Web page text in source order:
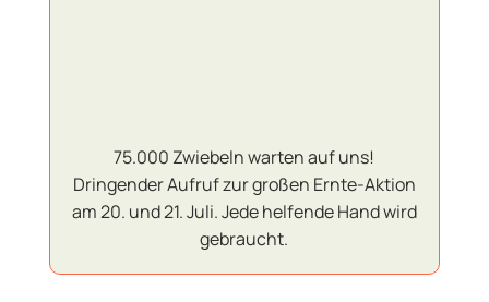
75.000 Zwiebeln warten auf uns!
Dringender Aufruf zur großen Ernte-Aktion
am 20. und 21. Juli. Jede helfende Hand wird
gebraucht.